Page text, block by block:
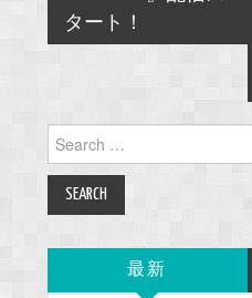
タート！
Search
for:
最新